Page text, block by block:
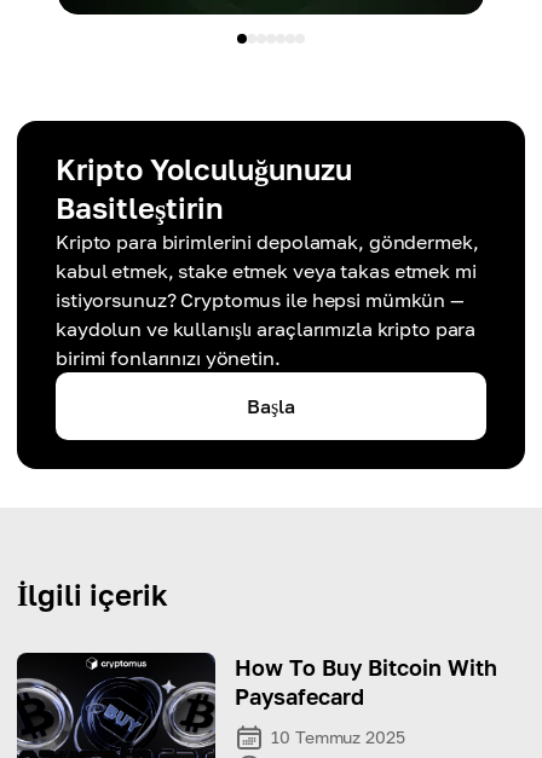
Kripto Yolculuğunuzu
Basitleştirin
Kripto para birimlerini depolamak, göndermek,
kabul etmek, stake etmek veya takas etmek mi
istiyorsunuz? Cryptomus ile hepsi mümkün —
kaydolun ve kullanışlı araçlarımızla kripto para
birimi fonlarınızı yönetin.
Başla
İlgili içerik
How To Buy Bitcoin With
Paysafecard
10 Temmuz 2025